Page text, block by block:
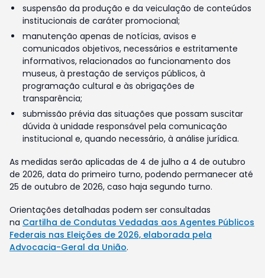
suspensão da produção e da veiculação de conteúdos
institucionais de caráter promocional;
manutenção apenas de notícias, avisos e
comunicados objetivos, necessários e estritamente
informativos, relacionados ao funcionamento dos
museus, à prestação de serviços públicos, à
programação cultural e às obrigações de
transparência;
submissão prévia das situações que possam suscitar
dúvida à unidade responsável pela comunicação
institucional e, quando necessário, à análise jurídica.
As medidas serão aplicadas de 4 de julho a 4 de outubro
de 2026, data do primeiro turno, podendo permanecer até
25 de outubro de 2026, caso haja segundo turno.
Orientações detalhadas podem ser consultadas
na Cartilha de Condutas Vedadas aos Agentes Públicos
Federais nas Eleições de 2026, elaborada pela
Advocacia-Geral da União.